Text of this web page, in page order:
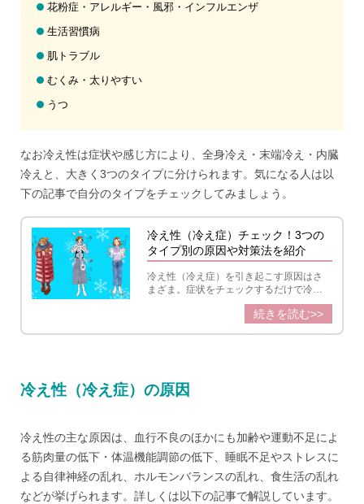
花粉症・アレルギー・風邪・インフルエンザ
生活習慣病
肌トラブル
むくみ・太りやすい
うつ
なお冷え性は症状や感じ方により、全身冷え・末端冷え・内臓
冷えと、大きく3つのタイプに分けられます。気になる人は以
下の記事で自分のタイプをチェックしてみましょう。
冷え性（冷え症）チェック！3つの
タイプ別の原因や対策法を紹介
冷え性（冷え症）を引き起こす原因はさ
まざま。症状をチェックするだけで冷え
タイプがわかる診断を行って、冷えの原
因を知りましょう。冷え性（冷え症）と
続きを読む>>
冷え性（冷え症）の原因
冷え性の主な原因は、血行不良のほかにも加齢や運動不足によ
る筋肉量の低下・体温機能調節の低下、睡眠不足やストレスに
よる自律神経の乱れ、ホルモンバランスの乱れ、食生活の乱れ
などが挙げられます。詳しくは以下の記事で解説しています。